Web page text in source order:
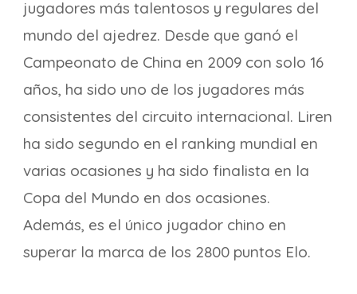
jugadores más talentosos y regulares del
mundo del ajedrez. Desde que ganó el
Campeonato de China en 2009 con solo 16
años, ha sido uno de los jugadores más
consistentes del circuito internacional. Liren
ha sido segundo en el ranking mundial en
varias ocasiones y ha sido finalista en la
Copa del Mundo en dos ocasiones.
Además, es el único jugador chino en
superar la marca de los 2800 puntos Elo.